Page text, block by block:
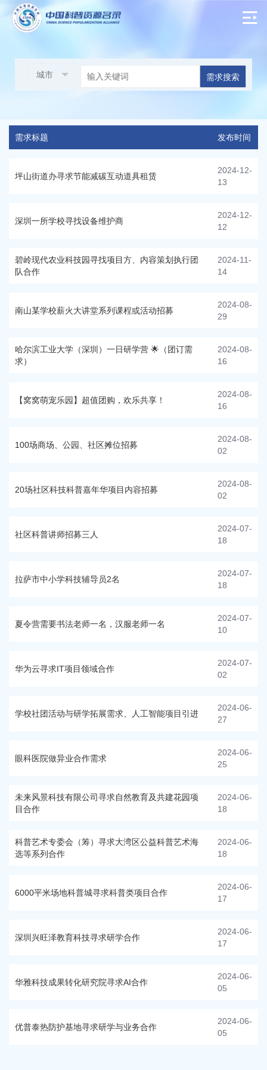
需求搜索
需求标题 发布时间
坪山街道办寻求节能减碳互动道具租赁
2024-12-
13
深圳一所学校寻找设备维护商
2024-12-
12
碧岭现代农业科技园寻找项目方、内容策划执行团
队合作
2024-11-
14
南山某学校薪火大讲堂系列课程或活动招募
2024-08-
29
哈尔滨工业大学（深圳）一日研学营 🌟（团订需
求）
2024-08-
16
【窝窝萌宠乐园】超值团购，欢乐共享！
2024-08-
16
100场商场、公园、社区摊位招募
2024-08-
02
20场社区科技科普嘉年华项目内容招募
2024-08-
02
社区科普讲师招募三人
2024-07-
18
拉萨市中小学科技辅导员2名
2024-07-
18
夏令营需要书法老师一名，汉服老师一名
2024-07-
10
华为云寻求IT项目领域合作
2024-07-
02
学校社团活动与研学拓展需求、人工智能项目引进
2024-06-
27
眼科医院做异业合作需求
2024-06-
25
未来风景科技有限公司寻求自然教育及共建花园项
目合作
2024-06-
18
科普艺术专委会（筹）寻求大湾区公益科普艺术海
选等系列合作
2024-06-
18
6000平米场地科普城寻求科普类项目合作
2024-06-
17
深圳兴旺泽教育科技寻求研学合作
2024-06-
17
华雅科技成果转化研究院寻求AI合作
2024-06-
05
优普泰热防护基地寻求研学与业务合作
2024-06-
05